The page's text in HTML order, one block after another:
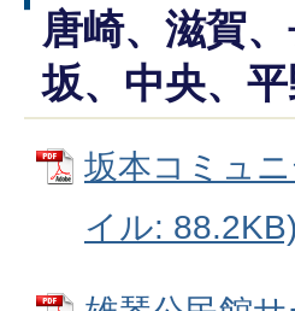
唐崎、滋賀
坂、中央、平
坂本コミュ
イル: 88.2KB)